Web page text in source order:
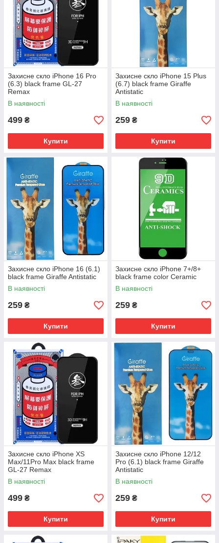
Захисне скло iPhone 16 Pro
(6.3) black frame GL-27
Remax
В наявності
499 ₴
Купити
Захисне скло iPhone 15 Plus
(6.7) black frame Giraffe
Antistatic
В наявності
259 ₴
Купити
Захисне скло iPhone 16 (6.1)
black frame Giraffe Antistatic
В наявності
259 ₴
Купити
Захисне скло iPhone 7+/8+
black frame color Ceramic
В наявності
259 ₴
Купити
Захисне скло iPhone XS
Max/11Pro Max black frame
GL-27 Remax
В наявності
499 ₴
Купити
Захисне скло iPhone 12/12
Pro (6.1) black frame Giraffe
Antistatic
В наявності
259 ₴
Купити